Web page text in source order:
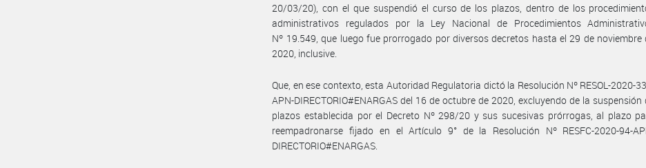
20/03/20), con el que suspendió el curso de los plazos, dentro de los
administrativos regulados por la Ley Nacional de Procedimientos
Nº 19.549, que luego fue prorrogado por diversos decretos hasta el 29 de noviembre
2020, inclusive.
Que, en ese contexto, esta Autoridad Regulatoria dictó la Resolución Nº RESOL-2020-
APN-DIRECTORIO#ENARGAS del 16 de octubre de 2020, excluyendo de la suspensión
plazos establecida por el Decreto Nº 298/20 y sus sucesivas prórrogas, al plazo
reempadronarse fijado en el Artículo 9° de la Resolución Nº RESFC-2020-94-
DIRECTORIO#ENARGAS.